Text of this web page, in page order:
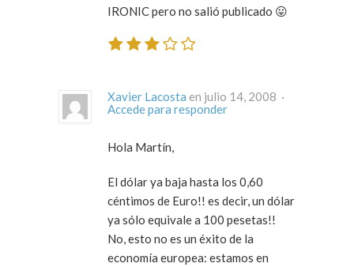
IRONIC pero no salió publicado 😛
Xavier Lacosta
en julio 14, 2008 ·
Accede para responder
Hola Martín,
El dólar ya baja hasta los 0,60
céntimos de Euro!! es decir, un dólar
ya sólo equivale a 100 pesetas!!
No, esto no es un éxito de la
economía europea: estamos en